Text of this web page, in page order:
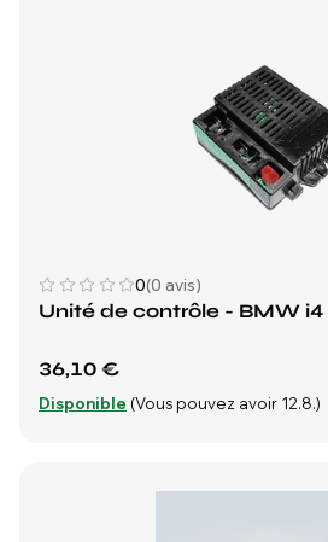
0(0 avis)
Unité de contrôle - BMW i4
36,10 €
Disponible (Vous pouvez avoir 12.8.)